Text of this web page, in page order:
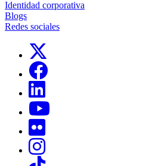
Identidad corporativa
Blogs
Redes sociales
Links, Opens in this window
Links, Opens in this window
Links, Opens in this window
Links, Opens in this window
Links, Opens in this window